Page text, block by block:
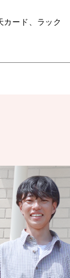
カード、ラック